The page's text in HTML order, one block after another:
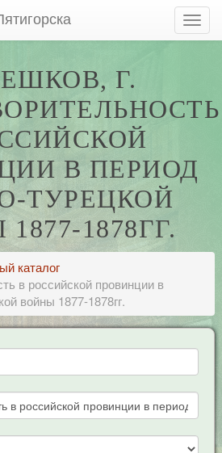
Г.
В ПЕРИОД
ТУРЕЦКОЙ
1878ГГ.
каталог
в российской провинции в
войны 1877-1878гг.